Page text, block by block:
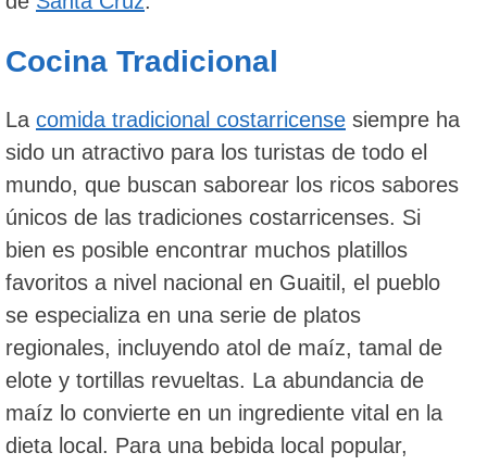
Cocina Tradicional
La comida tradicional costarricense siempre ha
sido un atractivo para los turistas de todo el
mundo, que buscan saborear los ricos sabores
únicos de las tradiciones costarricenses. Si
bien es posible encontrar muchos platillos
favoritos a nivel nacional en Guaitil, el pueblo
se especializa en una serie de platos
regionales, incluyendo atol de maíz, tamal de
elote y tortillas revueltas. La abundancia de
maíz lo convierte en un ingrediente vital en la
dieta local. Para una bebida local popular,